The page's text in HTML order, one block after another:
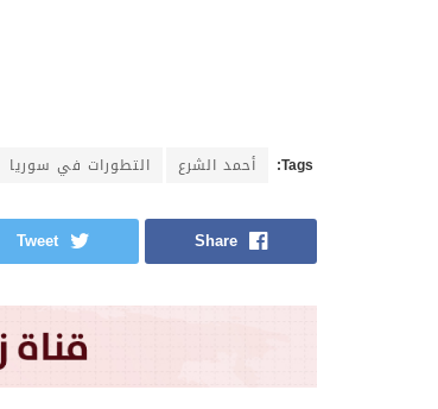
Tags: أحمد الشرع التطورات في سوريا
Share
Tweet